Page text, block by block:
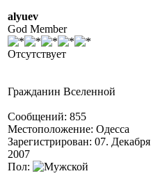
alyuev
God Member
Отсутствует
Гражданин Вселенной
Сообщений: 855
Местоположение: Одесса
Зарегистрирован: 07. Декабря
2007
Пол: